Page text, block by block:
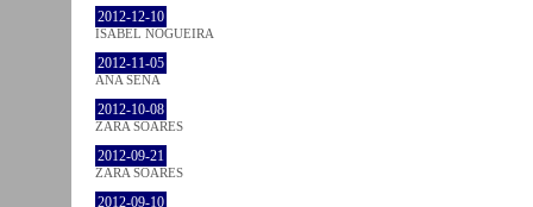
2012-12-10
ISABEL NOGUEIRA
2012-11-05
ANA SENA
2012-10-08
ZARA SOARES
2012-09-21
ZARA SOARES
2012-09-10